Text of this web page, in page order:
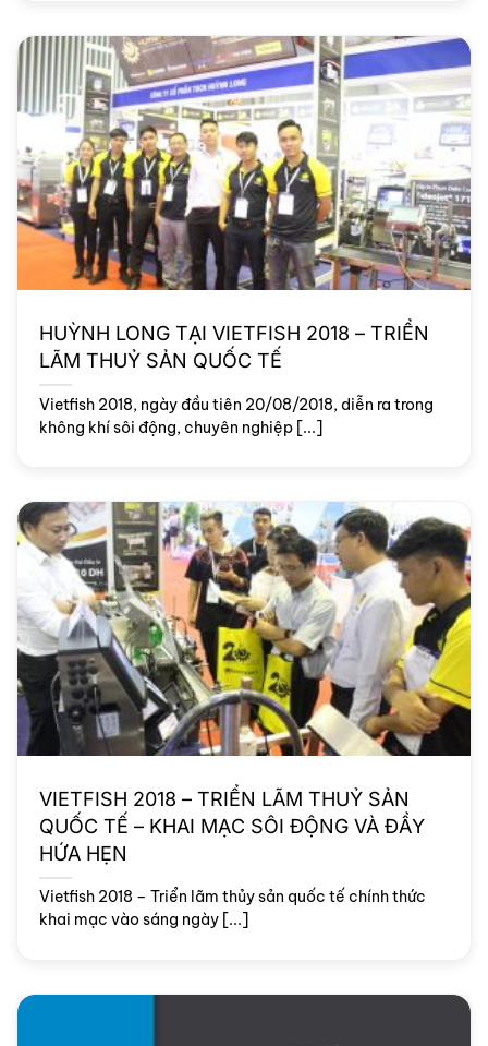
HUỲNH LONG TẠI VIETFISH 2018 – TRIỂN
LÃM THUỶ SẢN QUỐC TẾ
Vietfish 2018, ngày đầu tiên 20/08/2018, diễn ra trong
không khí sôi động, chuyên nghiệp [...]
VIETFISH 2018 – TRIỂN LÃM THUỶ SẢN
QUỐC TẾ – KHAI MẠC SÔI ĐỘNG VÀ ĐẦY
HỨA HẸN
Vietfish 2018 – Triển lãm thủy sản quốc tế chính thức
khai mạc vào sáng ngày [...]